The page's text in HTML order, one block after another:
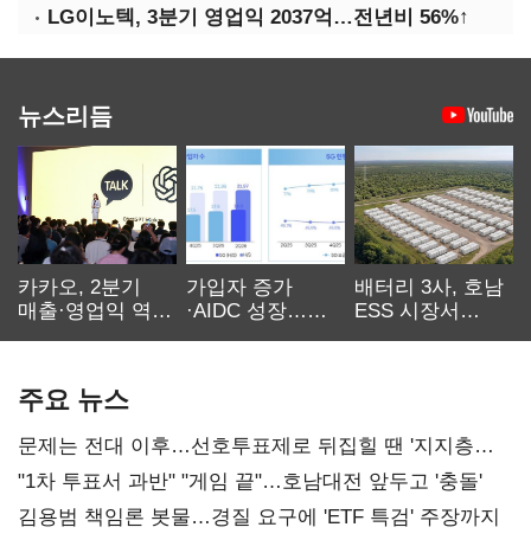
LG이노텍, 3분기 영업익 2037억…전년비 56%↑
뉴스리듬
카카오, 2분기
매출·영업익 역대
가입자 증가
·AIDC 성장…
배터리 3사, 호남
ESS 시장서
주요 뉴스
문제는 전대 이후…선호투표제로 뒤집힐 땐 '지지층
불복'
"1차 투표서 과반" "게임 끝"…호남대전 앞두고 '충돌'
김용범 책임론 봇물…경질 요구에 'ETF 특검' 주장까지